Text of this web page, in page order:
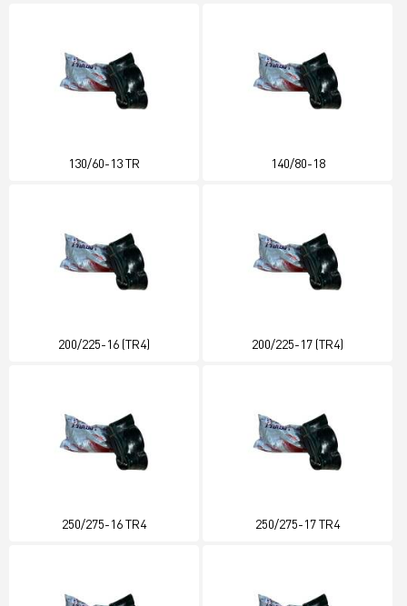
130/60-13 TR 140/80-18
200/225-16 (TR4) 200/225-17 (TR4)
250/275-16 TR4 250/275-17 TR4